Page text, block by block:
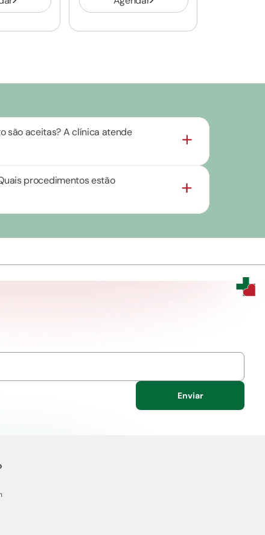
são aceitas? A clínica atende
procedimentos estão
Enviar